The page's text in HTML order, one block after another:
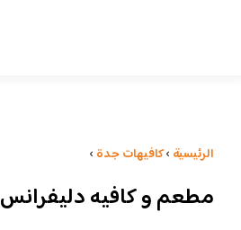
الرئيسية ›كافيهات جدة ›
مطعم و كافيه دليفرانس